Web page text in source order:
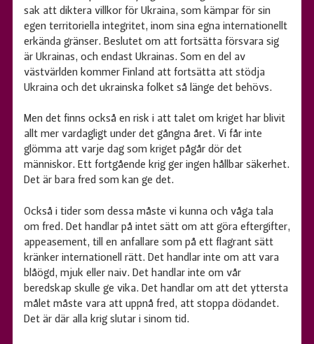
sak att diktera villkor för Ukraina, som kämpar för sin
egen territoriella integritet, inom sina egna internationellt
erkända gränser. Beslutet om att fortsätta försvara sig
är Ukrainas, och endast Ukrainas. Som en del av
västvärlden kommer Finland att fortsätta att stödja
Ukraina och det ukrainska folket så länge det behövs.
Men det finns också en risk i att talet om kriget har blivit
allt mer vardagligt under det gångna året. Vi får inte
glömma att varje dag som kriget pågår dör det
människor. Ett fortgående krig ger ingen hållbar säkerhet.
Det är bara fred som kan ge det.
Också i tider som dessa måste vi kunna och våga tala
om fred. Det handlar på intet sätt om att göra eftergifter,
appeasement, till en anfallare som på ett flagrant sätt
kränker internationell rätt. Det handlar inte om att vara
blåögd, mjuk eller naiv. Det handlar inte om vår
beredskap skulle ge vika. Det handlar om att det yttersta
målet måste vara att uppnå fred, att stoppa dödandet.
Det är där alla krig slutar i sinom tid.